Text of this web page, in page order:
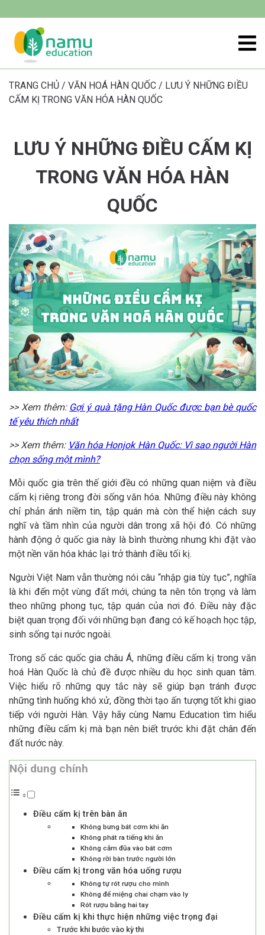
TRANG CHỦ / VĂN HOÁ HÀN QUỐC / LƯU Ý NHỮNG ĐIỀU
CẤM KỊ TRONG VĂN HÓA HÀN QUỐC
LƯU Ý NHỮNG ĐIỀU CẤM KỊ
TRONG VĂN HÓA HÀN
QUỐC
>> Xem thêm: Gợi ý quà tặng Hàn Quốc được bạn bè quốc
tế yêu thích nhất
>> Xem thêm: Văn hóa Honjok Hàn Quốc: Vì sao người Hàn
chọn sống một mình?
Mỗi quốc gia trên thế giới đều có những quan niệm và điều
cấm kị riêng trong đời sống văn hóa. Những điều này không
chỉ phản ánh niềm tin, tập quán mà còn thể hiện cách suy
nghĩ và tầm nhìn của người dân trong xã hội đó. Có những
hành động ở quốc gia này là bình thường nhưng khi đặt vào
một nền văn hóa khác lại trở thành điều tối kị.
Người Việt Nam vẫn thường nói câu “nhập gia tùy tục”, nghĩa
là khi đến một vùng đất mới, chúng ta nên tôn trọng và làm
theo những phong tục, tập quán của nơi đó. Điều này đặc
biệt quan trọng đối với những bạn đang có kế hoạch học tập,
sinh sống tại nước ngoài.
Trong số các quốc gia châu Á, những điều cấm kị trong văn
hoá Hàn Quốc là chủ đề được nhiều du học sinh quan tâm.
Việc hiểu rõ những quy tắc này sẽ giúp bạn tránh được
những tình huống khó xử, đồng thời tạo ấn tượng tốt khi giao
tiếp với người Hàn. Vậy hãy cùng Namu Education tìm hiểu
những điều cấm kị mà bạn nên biết trước khi đặt chân đến
đất nước này.
Nội dung chính
Điều cấm kị trên bàn ăn
Không bưng bát cơm khi ăn
Không phát ra tiếng khi ăn
Không cắm đũa vào bát cơm
Không rời bàn trước người lớn
Điều cấm kị trong văn hóa uống rượu
Không tự rót rượu cho mình
Không để miệng chai chạm vào ly
Rót rượu bằng hai tay
Điều cấm kị khi thực hiện những việc trọng đại
Trước khi bước vào kỳ thi